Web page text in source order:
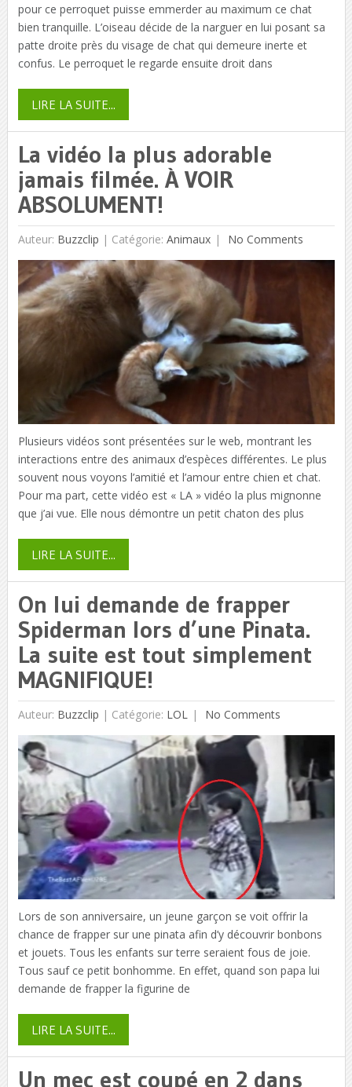
pour ce perroquet puisse emmerder au maximum ce chat
bien tranquille. L’oiseau décide de la narguer en lui posant sa
patte droite près du visage de chat qui demeure inerte et
confus. Le perroquet le regarde ensuite droit dans
LIRE LA SUITE...
La vidéo la plus adorable
jamais filmée. À VOIR
ABSOLUMENT!
Auteur: Buzzclip | Catégorie: Animaux No Comments
Plusieurs vidéos sont présentées sur le web, montrant les
interactions entre des animaux d’espèces différentes. Le plus
souvent nous voyons l’amitié et l’amour entre chien et chat.
Pour ma part, cette vidéo est « LA » vidéo la plus mignonne
que j’ai vue. Elle nous démontre un petit chaton des plus
LIRE LA SUITE...
On lui demande de frapper
Spiderman lors d’une Pinata.
La suite est tout simplement
MAGNIFIQUE!
Auteur: Buzzclip | Catégorie: LOL No Comments
Lors de son anniversaire, un jeune garçon se voit offrir la
chance de frapper sur une pinata afin d’y découvrir bonbons
et jouets. Tous les enfants sur terre seraient fous de joie.
Tous sauf ce petit bonhomme. En effet, quand son papa lui
demande de frapper la figurine de
LIRE LA SUITE...
Un mec est coupé en 2 dans